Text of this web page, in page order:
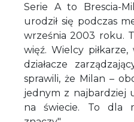
Serie A to Brescia-
urodził się podczas
września 2003 roku.
więź. Wielcy
działacze
sprawili, że Milan –
jednym z najbardziej
na świecie. To dla